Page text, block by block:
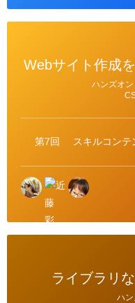
Webサイト作成
ハンズオン
第7回 スキルコンテ
ライブラリ
ハン